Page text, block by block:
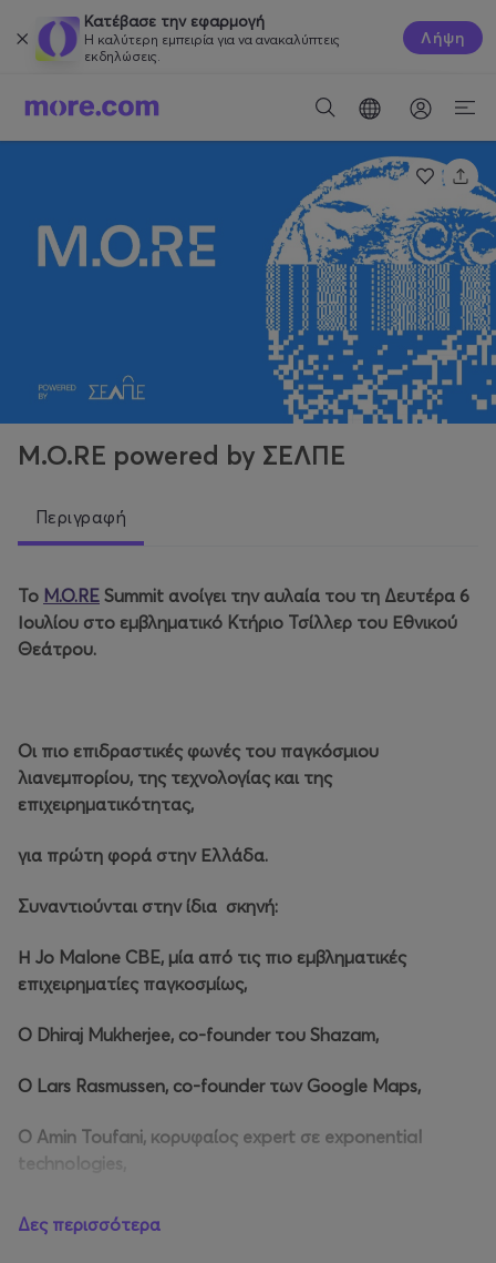
Κατέβασε την εφαρμογή
Η καλύτερη εμπειρία για να ανακαλύπτεις
εκδηλώσεις.
Λήψη
M.O.RE powered by ΣΕΛΠΕ
Περιγραφή
Το M.O.RE Summit ανοίγει την αυλαία του τη Δευτέρα 6
Ιουλίου στο εμβληματικό Κτήριο Τσίλλερ του Εθνικού
Θεάτρου.
Οι πιο επιδραστικές φωνές του παγκόσμιου
λιανεμπορίου, της τεχνολογίας και της
επιχειρηματικότητας,
για πρώτη φορά στην Ελλάδα.
Συναντιούνται στην ίδια σκηνή:
Η Jo Malone CBE, μία από τις πιο εμβληματικές
επιχειρηματίες παγκοσμίως,
Ο Dhiraj Mukherjee, co-founder του Shazam,
Ο Lars Rasmussen, co-founder των Google Maps,
Ο Amin Toufani, κορυφαίος expert σε exponential
technologies,
Ο Daniel López, Chief Expansion Officer της Mango,
Δες περισσότερα